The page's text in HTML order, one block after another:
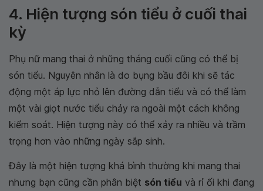
4. Hiện tượng són tiểu ở cuối thai
kỳ
Phụ nữ mang thai ở những tháng cuối cũng có thể bị
són tiểu. Nguyên nhân là do bụng bầu đôi khi sẽ tác
động một áp lực nhỏ lên đường dẫn tiểu và có thể làm
một vài giọt nước tiểu chảy ra ngoài một cách không
kiểm soát. Hiện tượng này có thể xảy ra nhiều và trầm
trọng hơn vào những ngày sắp sinh.
Đây là một hiện tượng khá bình thường khi mang thai
nhưng bạn cũng cần phân biệt són tiểu và rỉ ối khi đang